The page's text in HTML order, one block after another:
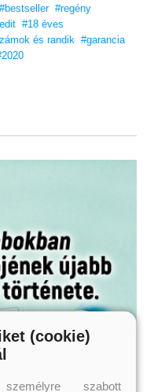
Légy jelen!
#bestseller #regény
#18 éves
és randik #garancia
(cookie)
szabott